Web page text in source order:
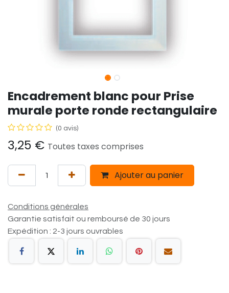
Encadrement blanc pour Prise
murale porte ronde rectangulaire
(0 avis)
3,25 € Toutes taxes comprises
Ajouter au panier
Conditions générales
Garantie satisfait ou remboursé de 30 jours
Expédition : 2-3 jours ouvrables